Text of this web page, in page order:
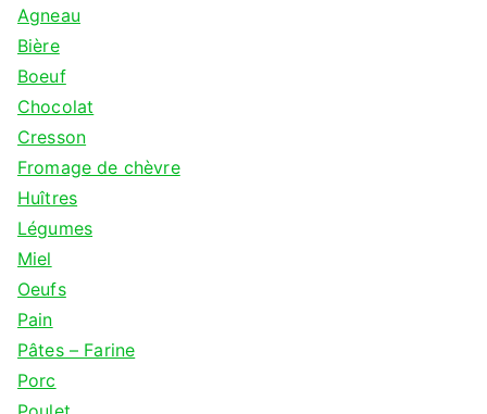
Agneau
Bière
Boeuf
Chocolat
Cresson
Fromage de chèvre
Huîtres
Légumes
Miel
Oeufs
Pain
Pâtes – Farine
Porc